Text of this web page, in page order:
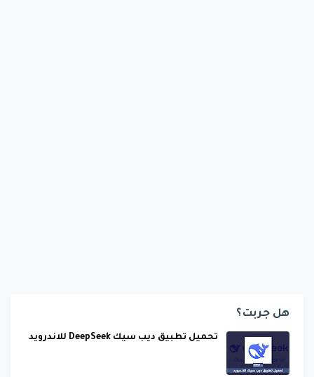
هل جربت؟
تحميل تطبيق ديب سيك DeepSeek للاندرويد